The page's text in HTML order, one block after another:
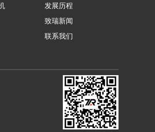
发展历程
致瑞新闻
联系我们